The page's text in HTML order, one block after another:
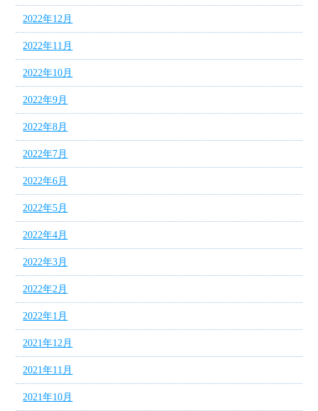
2022年12月
2022年11月
2022年10月
2022年9月
2022年8月
2022年7月
2022年6月
2022年5月
2022年4月
2022年3月
2022年2月
2022年1月
2021年12月
2021年11月
2021年10月